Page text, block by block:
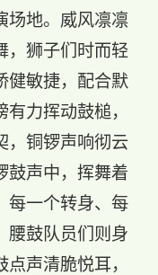
场地。威风凛凛
，狮子们时而轻
健敏捷，配合默
力挥动鼓槌，
，铜锣声响彻云
鼓声中，挥舞着
每一个转身、每
腰鼓队员们则身
声清脆悦耳，